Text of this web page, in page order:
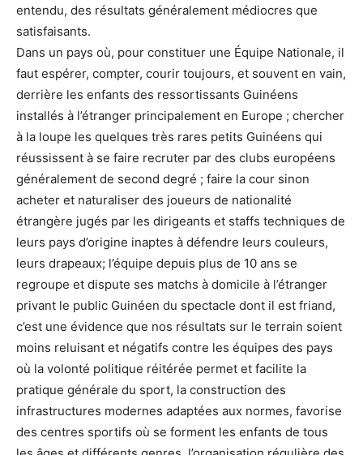
entendu, des résultats généralement médiocres que
satisfaisants.
Dans un pays où, pour constituer une Équipe Nationale, il
faut espérer, compter, courir toujours, et souvent en vain,
derrière les enfants des ressortissants Guinéens
installés à l’étranger principalement en Europe ; chercher
à la loupe les quelques très rares petits Guinéens qui
réussissent à se faire recruter par des clubs européens
généralement de second degré ; faire la cour sinon
acheter et naturaliser des joueurs de nationalité
étrangère jugés par les dirigeants et staffs techniques de
leurs pays d’origine inaptes à défendre leurs couleurs,
leurs drapeaux; l’équipe depuis plus de 10 ans se
regroupe et dispute ses matchs à domicile à l’étranger
privant le public Guinéen du spectacle dont il est friand,
c’est une évidence que nos résultats sur le terrain soient
moins reluisant et négatifs contre les équipes des pays
où la volonté politique réitérée permet et facilite la
pratique générale du sport, la construction des
infrastructures modernes adaptées aux normes, favorise
des centres sportifs où se forment les enfants de tous